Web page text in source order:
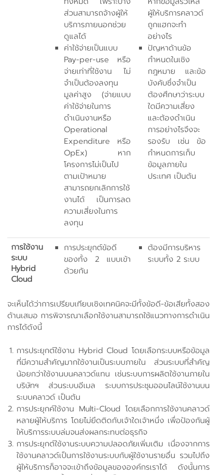
ส่วนสามารถจ้างผู้ให้
บริการภายนอกช่วย
ดูแลได้
ค่าใช้จ่ายเป็นแบบ
Pay-per-use หรือ
จ่ายเท่าที่ใช้งาน ไม่
จำเป็นต้องลงทุน
มูลค่าสูง (จ่ายแบบ
ค่าใช้จ่ายในการ
ดำเนินงานหรือ
Operational
Expenditure หรือ
OpEx) หาก
โครงการไม่เป็นไป
ตามเป้าหมาย
สามารถยกเลิกการใช้
งานได้ เป็นการลด
ความเสี่ยงในการ
ลงทุน
ผู้ให้บริการคลาวด์
ถูกแฮกจะทำ
อย่างไร
ปัญหาด้านข้อ
กำหนดในเชิง
กฎหมาย และข้อ
บังคับซึ่งจำเป็น
ต้องศึกษาว่าระบบ
ใดมีความเสี่ยง
และต้องดำเนิน
การอย่างไรจึงจะ
รองรับ เช่น ข้อ
กำหนดการเก็บ
ข้อมูลภายใน
ประเทศ เป็นต้น
การใช้งาน
ระบบ
Hybrid
Cloud
การประยุกต์ข้อดี
ของทั้ง 2 แบบเข้า
ด้วยกัน
ต้องมีการบริหาร
ระบบทั้ง 2 ระบบ
จะเห็นได้ว่าการเปรียบเทียบเชิงเทคนิคจะมีทั้งข้อดี-ข้อเสียทั้งสอง
ด้านเสมอ การพิจารณาเลือกใช้งานสามารถใช้แนวทางการดำเนิน
การได้ดังนี้
การประยุกต์ใช้งาน Hybrid Cloud โดยเลือกระบบหรือข้อมูล
ที่มีความสำคัญมากใช้งานเป็นระบบภายใน ส่วนระบบที่สำคัญ
น้อยกว่าใช้งานบนคลาวด์แทน เช่นระบบการผลิตใช้งานภายใน
บริษัทฯ ส่วนระบบอีเมล ระบบการประชุมออนไลน์ใช้งานบน
ระบบคลาวด์ เป็นต้น
การประยุกค์ใช้งาน Multi-Cloud โดยเลือกการใช้งานคลาวด์
หลายผู้ให้บริการ โดยไม่ยึดติดกับเจ้าใดเจ้าหนึ่ง เพื่อป้องกันผู้
ให้บริการระบบล่มจนส่งผลกระทบต่อธุรกิจ
การประยุกต์ใช้งานระบบความปลอดภัยเพิ่มเติม เนื่องจากการ
ใช้งานคลาวด์เป็นการใช้งานระบบกับผู้ใช้งานรายอื่น รวมไปถึง
ผู้ให้บริการก็อาจจะเข้าถึงข้อมูลขององค์กรเราได้ ดังนั้นการ